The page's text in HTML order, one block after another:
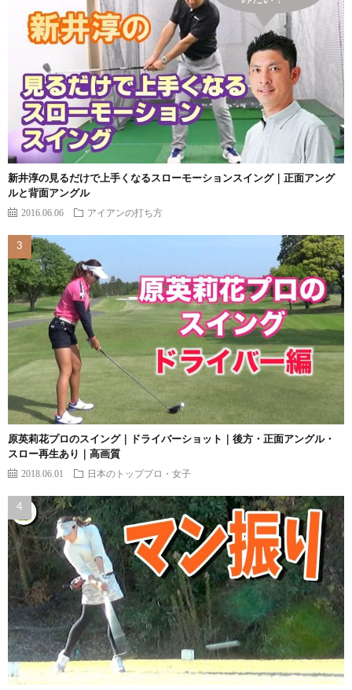
新井淳の見るだけで上手くなるスローモーションスイング｜正面アング
ルと背面アングル
2016.06.06 アイアンの打ち方
原英莉花プロのスイング｜ドライバーショット｜後方・正面アングル・
スロー再生あり｜高画質
2018.06.01 日本のトッププロ・女子